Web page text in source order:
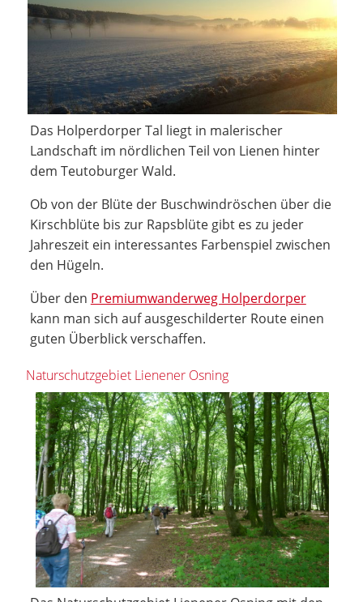
Das Holperdorper Tal liegt in malerischer
Landschaft im nördlichen Teil von Lienen hinter
dem Teutoburger Wald.
Ob von der Blüte der Buschwindröschen über die
Kirschblüte bis zur Rapsblüte gibt es zu jeder
Jahreszeit ein interessantes Farbenspiel zwischen
den Hügeln.
Über den Premiumwanderweg Holperdorper
kann man sich auf ausgeschilderter Route einen
guten Überblick verschaffen.
Naturschutzgebiet Lienener Osning